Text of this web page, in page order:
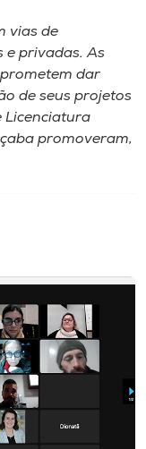
vias de
e privadas. As
dar
de seus projetos
Licenciatura
promoveram,